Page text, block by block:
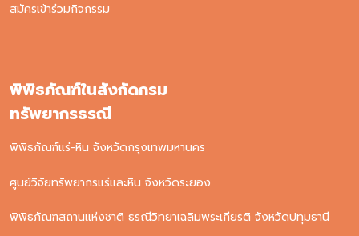
สมัครเข้าร่วมกิจกรรม
พิพิธภัณฑ์ในสังกัดกรม
ทรัพยากรธรณี
พิพิธภัณฑ์แร่-หิน จังหวัดกรุงเทพมหานคร
ศูนย์วิจัยทรัพยากรแร่และหิน จังหวัดระยอง
พิพิธภัณฑสถานแห่งชาติ ธรณีวิทยาเฉลิมพระเกียรติ จังหวัดปทุมธานี